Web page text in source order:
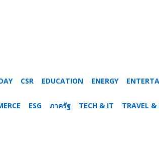
CSR EDUCATION ENERGY
ESG ภาครัฐ TECH & IT TRAVEL &